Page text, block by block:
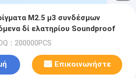
M2.5 μ3 συνδέσμων
δί ελατηρίου Soundproof
：200000PCS
Επικοινωνήστε